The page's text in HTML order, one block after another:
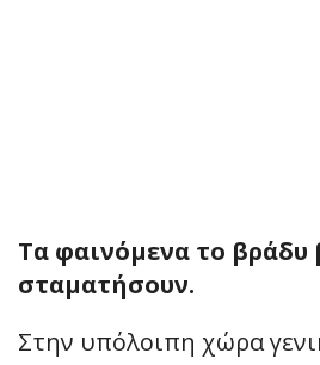
Τα φαινόμενα το βράδυ
σταματήσουν.
Στην υπόλοιπη χώρα